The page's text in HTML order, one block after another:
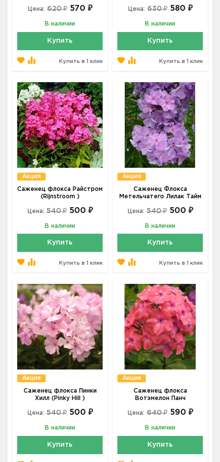
Цена: 620 ₽ 570 ₽
В наличии
Купить
Купить в 1 клик
Цена: 630 ₽ 580 ₽
В наличии
Купить
Купить в 1 клик
Акция
Саженец флокса Райстром
(Rijnstroom )
Цена: 540 ₽ 500 ₽
В наличии
Купить
Купить в 1 клик
Акция
Саженец Флокса
Метельчатего Лилак Тайм
Цена: 540 ₽ 500 ₽
В наличии
Купить
Купить в 1 клик
Акция
Саженец флокса Пинки
Хилл (Pinky Hill )
Цена: 540 ₽ 500 ₽
В наличии
Купить
Акция
Саженец флокса
Вотэмелон Панч
Цена: 640 ₽ 590 ₽
В наличии
Купить